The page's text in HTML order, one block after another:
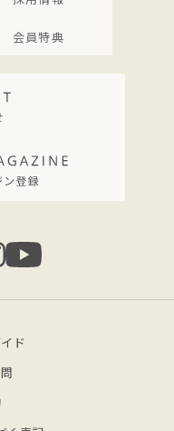
会員特典
ド